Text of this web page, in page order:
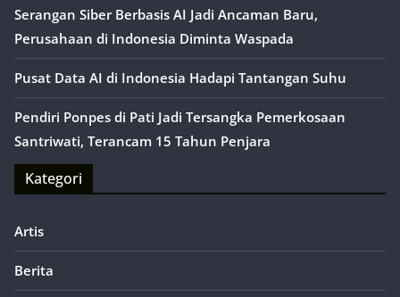
Serangan Siber Berbasis AI Jadi Ancaman Baru,
Perusahaan di Indonesia Diminta Waspada
Pusat Data AI di Indonesia Hadapi Tantangan Suhu
Pendiri Ponpes di Pati Jadi Tersangka Pemerkosaan
Santriwati, Terancam 15 Tahun Penjara
Kategori
Artis
Berita